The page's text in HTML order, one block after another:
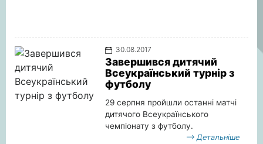
30.08.2017
Завершився дитячий
Всеукраїнський турнір з
футболу
29 серпня пройшли останні матчі
дитячого Всеукраїнського
чемпіонату з футболу.
Детальніше